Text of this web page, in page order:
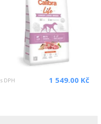
s DPH 1 549.00 Kč